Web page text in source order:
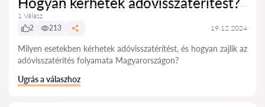
1 Válasz
2
213 19.12.2024
Milyen esetekben kérhetek adóvisszatérítést, és hogyan zajlik az
adóvisszatérítés folyamata Magyarországon?
Ugrás a válaszhoz